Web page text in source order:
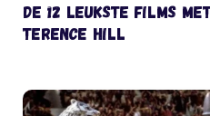
De 12 leukste films
Terence Hill